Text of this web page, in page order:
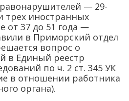
— 29-
трех иностранных
от 37 до 51 года —
в Приморский отдел
вопрос о
в Единый реестр
по ч. 2 ст. 345 УК
в отношении работника
органа).